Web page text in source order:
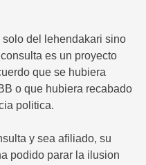
solo del lehendakari sino
es un proyecto
que se hubiera
o que hubiera recabado
politica.
y sea afiliado, su
podido parar la ilusion